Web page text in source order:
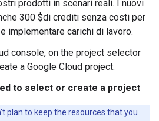
prodotti in scenari reali. I nuovi
300 $di crediti senza costi per
implementare carichi di lavoro.
console, on the project selector
a Google Cloud project.
to select or create a project
plan to keep the resources that you